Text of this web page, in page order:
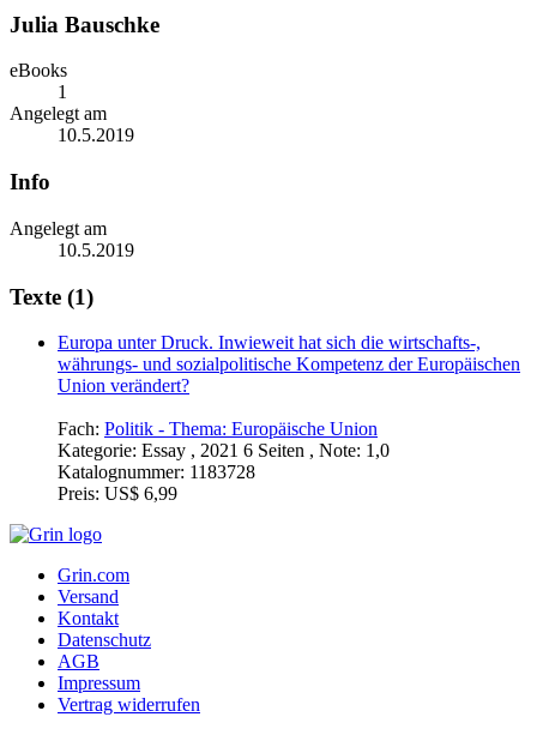
Julia Bauschke
eBooks
1
Angelegt am
10.5.2019
Info
Angelegt am
10.5.2019
Texte (1)
Europa unter Druck. Inwieweit hat sich die wirtschafts-,
währungs- und sozialpolitische Kompetenz der Europäischen
Union verändert?
Fach: Politik - Thema: Europäische Union
Kategorie: Essay , 2021 6 Seiten , Note: 1,0
Katalognummer: 1183728
Preis: US$ 6,99
Grin.com
Versand
Kontakt
Datenschutz
AGB
Impressum
Vertrag widerrufen